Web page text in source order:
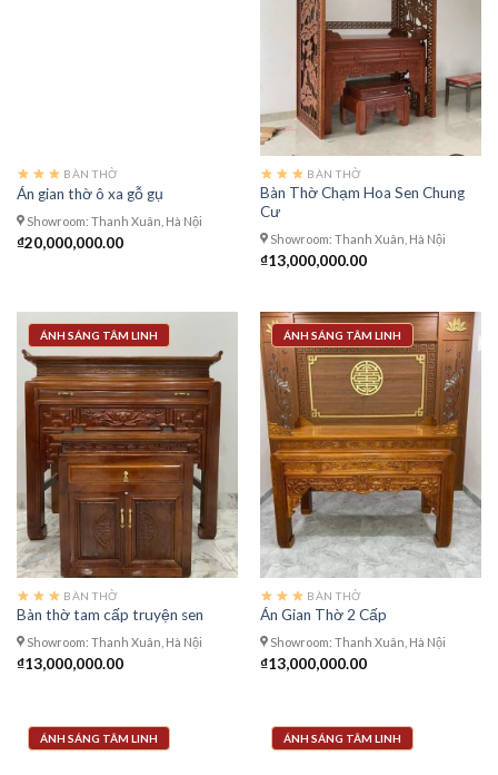
BÀN THỜ
Án gian thờ ô xa gỗ gụ
Showroom: Thanh Xuân, Hà Nội
₫20,000,000.00
BÀN THỜ
Bàn Thờ Chạm Hoa Sen Chung
Cư
Showroom: Thanh Xuân, Hà Nội
₫13,000,000.00
ÁNH SÁNG TÂM LINH
BÀN THỜ
Bàn thờ tam cấp truyện sen
Showroom: Thanh Xuân, Hà Nội
₫13,000,000.00
ÁNH SÁNG TÂM LINH
BÀN THỜ
Án Gian Thờ 2 Cấp
Showroom: Thanh Xuân, Hà Nội
₫13,000,000.00
ÁNH SÁNG TÂM LINH ÁNH SÁNG TÂM LINH